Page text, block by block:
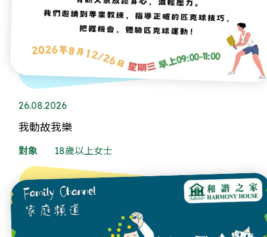
26.08.2026
我動故我樂
對象 18歲以上女士